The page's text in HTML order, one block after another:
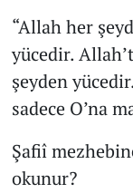
“Allah her
yücedir.
şeyden
sadece O’na
Şafiî
okunur?